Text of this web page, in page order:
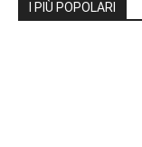
I PIÙ POPOLARI